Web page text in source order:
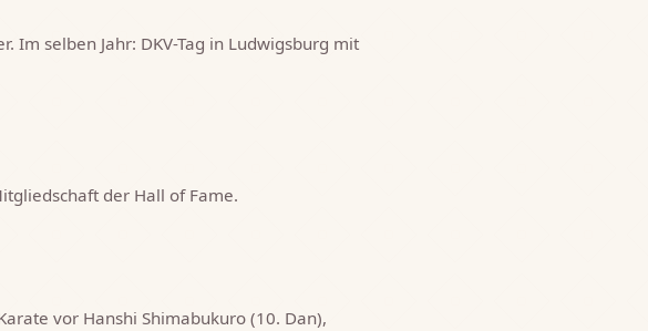
Im selben Jahr: DKV-Tag in Ludwigsburg mit
der Hall of Fame.
vor Hanshi Shimabukuro (10. Dan),